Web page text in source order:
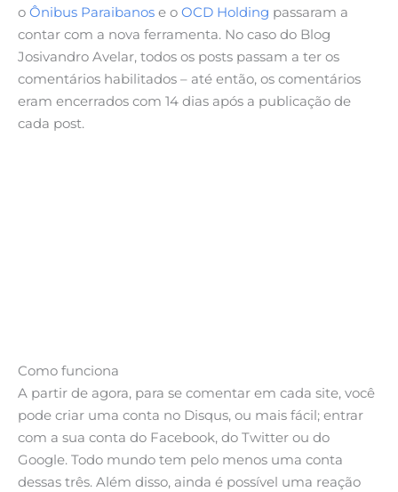
o Ônibus Paraibanos e o OCD Holding passaram a
contar com a nova ferramenta. No caso do Blog
Josivandro Avelar, todos os posts passam a ter os
comentários habilitados – até então, os comentários
eram encerrados com 14 dias após a publicação de
cada post.
Como funciona
A partir de agora, para se comentar em cada site, você
pode criar uma conta no Disqus, ou mais fácil; entrar
com a sua conta do Facebook, do Twitter ou do
Google. Todo mundo tem pelo menos uma conta
dessas três. Além disso, ainda é possível uma reação